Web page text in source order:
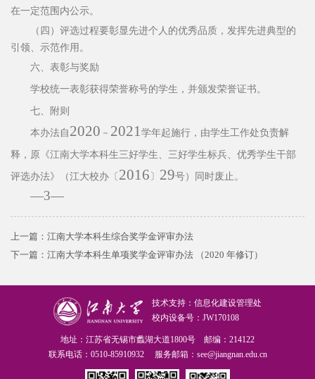
在一定范围内公示。
（四）评选过程要彰显先进个人的优秀品质，发挥先进典型的
引领、示范作用。
六、表彰与奖励
学校统一表彰获得荣誉称号的学生，并颁发荣誉证书。
七、附则
本办法自 2020 － 2021 学年起施行，由学生工作处负责解
释， 原《江南大学本科生三好学生、三好学生标兵、优秀学生干部
评选办法》（江大校办〔 2016 〕 29号）同时废止。
—3—
上一篇： 江南大学本科生综合奖学金评审办法
下一篇： 江南大学本科生单项奖学金评审办法 （2020 年修订）
技术支持：信息化建设管理处
校内设备号：JW170108
地址：江苏省无锡市蠡湖大道1800号 邮编：214122
联系电话：0510-85910932 服务邮箱：see@jiangnan.edu.cn